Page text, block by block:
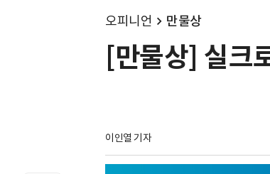
오피니언 만물상
[만물상] 실크
이인열 기자